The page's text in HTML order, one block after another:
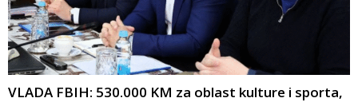
VLADA FBIH: 530.000 KM za oblast kulture i sporta,